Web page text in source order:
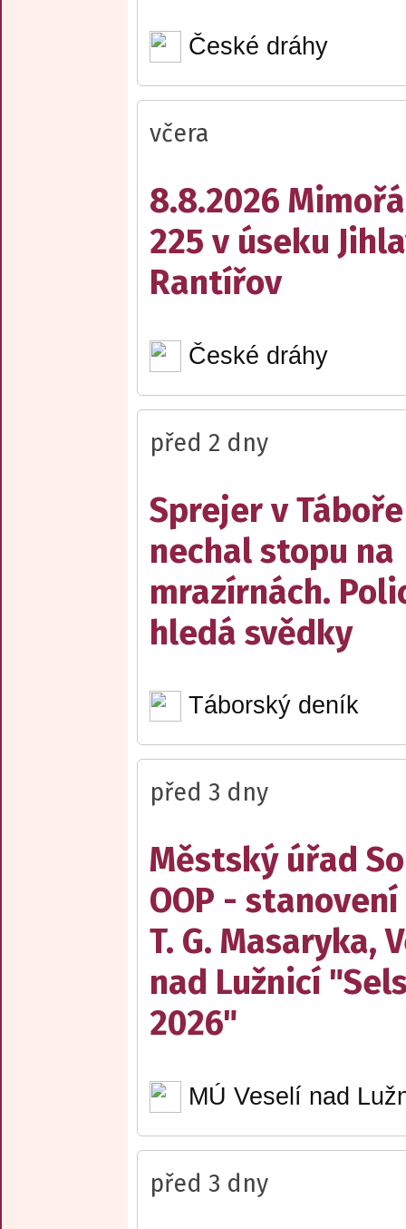
České dráhy
včera
8.8.2026
225 v úseku
Rantířov
České dráhy
před 2 dny
Sprejer v Táboře
nechal stopu na
mrazírnách.
hledá svědky
Táborský deník
před 3 dny
Městský úřad
OOP -
T. G. Masaryka,
nad Lužnicí
2026"
MÚ Veselí nad
před 3 dny